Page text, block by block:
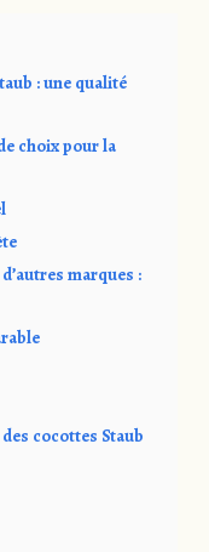
: une qualité
choix pour la
marques :
cocottes Staub